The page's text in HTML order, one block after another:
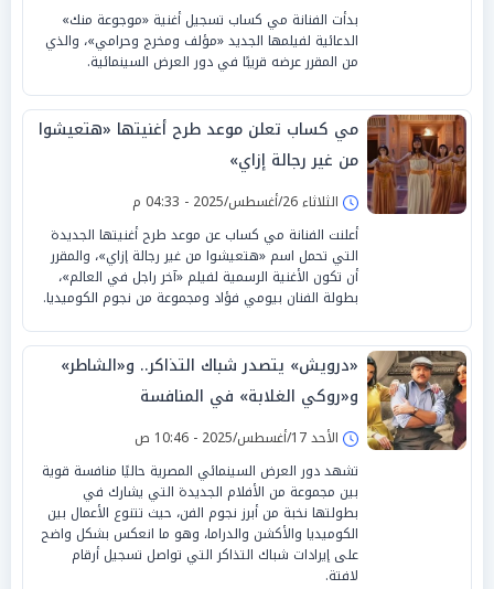
بدأت الفنانة مي كساب تسجيل أغنية «موجوعة منك»
الدعائية لفيلمها الجديد «مؤلف ومخرج وحرامي»، والذي
من المقرر عرضه قريبًا في دور العرض السينمائية.
مي كساب تعلن موعد طرح أغنيتها «هتعيشوا
من غير رجالة إزاي»
الثلاثاء 26/أغسطس/2025 - 04:33 م
أعلنت الفنانة مي كساب عن موعد طرح أغنيتها الجديدة
التي تحمل اسم «هتعيشوا من غير رجالة إزاي»، والمقرر
أن تكون الأغنية الرسمية لفيلم «آخر راجل في العالم»،
بطولة الفنان بيومي فؤاد ومجموعة من نجوم الكوميديا.
«درويش» يتصدر شباك التذاكر.. و«الشاطر»
و«روكي الغلابة» في المنافسة
الأحد 17/أغسطس/2025 - 10:46 ص
تشهد دور العرض السينمائي المصرية حاليًا منافسة قوية
بين مجموعة من الأفلام الجديدة التي يشارك في
بطولتها نخبة من أبرز نجوم الفن، حيث تتنوع الأعمال بين
الكوميديا والأكشن والدراما، وهو ما انعكس بشكل واضح
على إيرادات شباك التذاكر التي تواصل تسجيل أرقام
لافتة.